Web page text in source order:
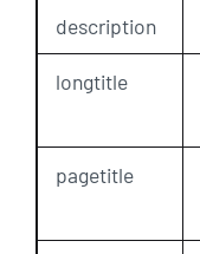
description
longtitle
pagetitle